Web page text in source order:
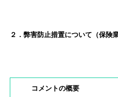
２．弊害防止措置について（保険
コメントの概要